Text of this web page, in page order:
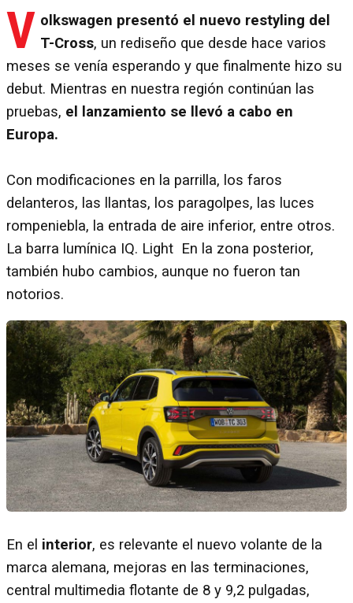
V olkswagen presentó el nuevo restyling del
T-Cross, un rediseño que desde hace varios
meses se venía esperando y que finalmente hizo su
debut. Mientras en nuestra región continúan las
pruebas, el lanzamiento se llevó a cabo en
Europa.
Con modificaciones en la parrilla, los faros
delanteros, las llantas, los paragolpes, las luces
rompeniebla, la entrada de aire inferior, entre otros.
La barra lumínica IQ. Light En la zona posterior,
también hubo cambios, aunque no fueron tan
notorios.
En el interior, es relevante el nuevo volante de la
marca alemana, mejoras en las terminaciones,
central multimedia flotante de 8 y 9,2 pulgadas,